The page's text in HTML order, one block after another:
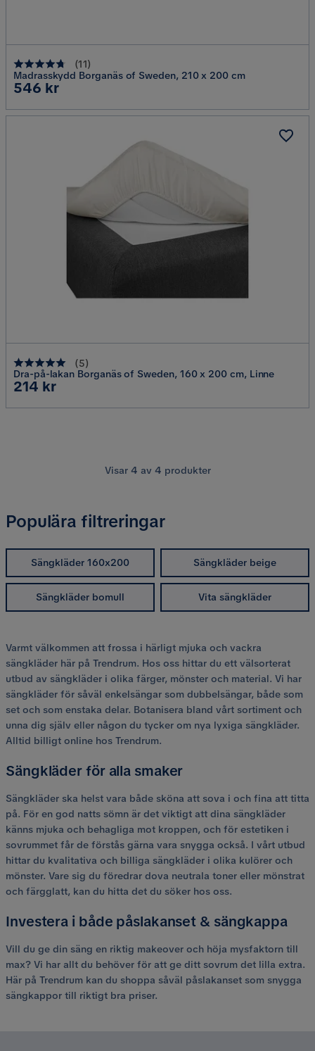
(11)
Madrasskydd Borganäs of Sweden, 210 x 200 cm
Pris
546 kr
(5)
Dra-på-lakan Borganäs of Sweden, 160 x 200 cm, Linne
Pris
214 kr
Visar 4 av 4 produkter
Populära filtreringar
Sängkläder 160x200 Sängkläder beige
Sängkläder bomull Vita sängkläder
Varmt välkommen att frossa i härligt mjuka och vackra
sängkläder här på Trendrum. Hos oss hittar du ett välsorterat
utbud av sängkläder i olika färger, mönster och material. Vi har
sängkläder för såväl enkelsängar som dubbelsängar, både som
set och som enstaka delar. Botanisera bland vårt sortiment och
unna dig själv eller någon du tycker om nya lyxiga sängkläder.
Alltid billigt online hos Trendrum.
Sängkläder för alla smaker
Sängkläder ska helst vara både sköna att sova i och fina att titta
på. För en god natts sömn är det viktigt att dina sängkläder
känns mjuka och behagliga mot kroppen, och för estetiken i
sovrummet får de förstås gärna vara snygga också. I vårt utbud
hittar du kvalitativa och billiga sängkläder i olika kulörer och
mönster. Vare sig du föredrar dova neutrala toner eller mönstrat
och färgglatt, kan du hitta det du söker hos oss.
Investera i både påslakanset & sängkappa
Vill du ge din säng en riktig makeover och höja mysfaktorn till
max? Vi har allt du behöver för att ge ditt sovrum det lilla extra.
Här på Trendrum kan du shoppa såväl påslakanset som snygga
sängkappor till riktigt bra priser.